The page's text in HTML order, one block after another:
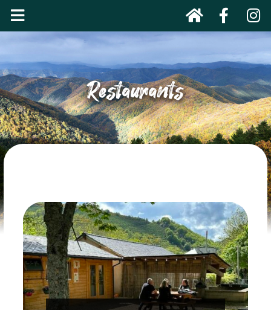
Restaurants